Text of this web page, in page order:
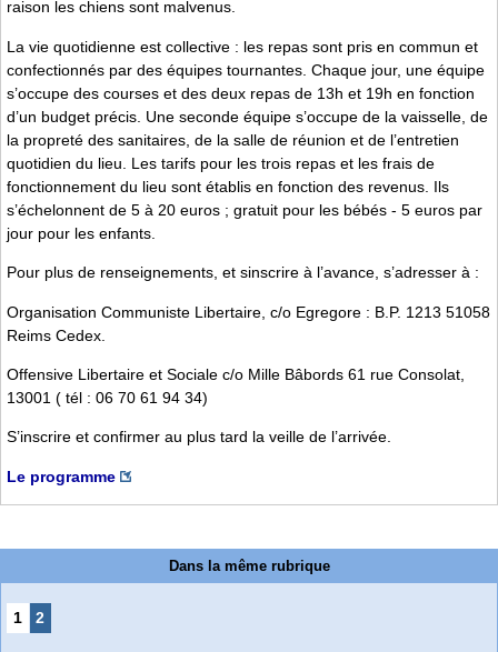
raison les chiens sont malvenus.
La vie quotidienne est collective : les repas sont pris en commun et
confectionnés par des équipes tournantes. Chaque jour, une équipe
s’occupe des courses et des deux repas de 13h et 19h en fonction
d’un budget précis. Une seconde équipe s’occupe de la vaisselle, de
la propreté des sanitaires, de la salle de réunion et de l’entretien
quotidien du lieu. Les tarifs pour les trois repas et les frais de
fonctionnement du lieu sont établis en fonction des revenus. Ils
s’échelonnent de 5 à 20 euros ; gratuit pour les bébés - 5 euros par
jour pour les enfants.
Pour plus de renseignements, et sinscrire à l’avance, s’adresser à :
Organisation Communiste Libertaire, c/o Egregore : B.P. 1213 51058
Reims Cedex.
Offensive Libertaire et Sociale c/o Mille Bâbords 61 rue Consolat,
13001 ( tél : 06 70 61 94 34)
S’inscrire et confirmer au plus tard la veille de l’arrivée.
Le programme
Dans la même rubrique
1 2